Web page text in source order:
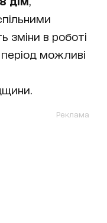
зміни в роботі
можливі
Реклама